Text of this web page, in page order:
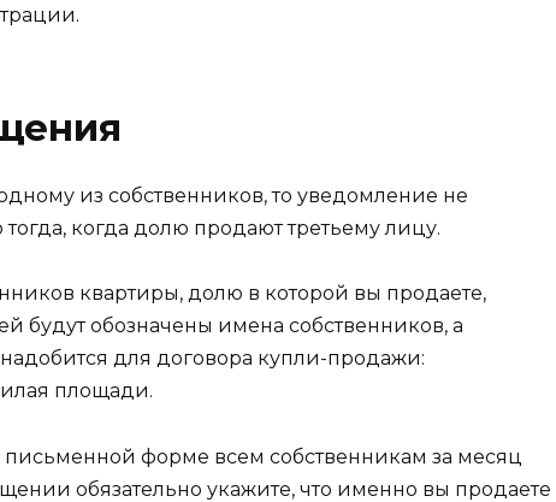
из собственников, то уведомление не
когда долю продают третьему лицу.
квартиры, долю в которой вы продаете,
будут обозначены имена собственников, а
для договора купли-продажи:
площади.
форме всем собственникам за месяц
обязательно укажите, что именно вы продаете